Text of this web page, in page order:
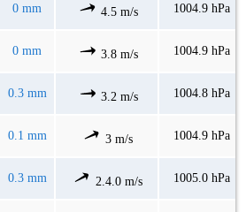
0 mm 4.5 m/s 1004.9 hPa
0 mm 3.8 m/s 1004.9 hPa
0.3 mm 3.2 m/s 1004.8 hPa
0.1 mm 3 m/s 1004.9 hPa
0.3 mm 2.4.0 m/s 1005.0 hPa